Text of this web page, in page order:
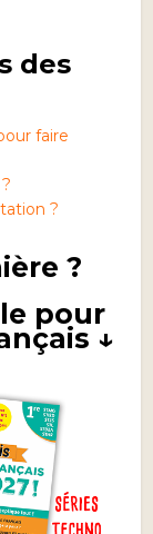
des
faire
?
?
pour
↓